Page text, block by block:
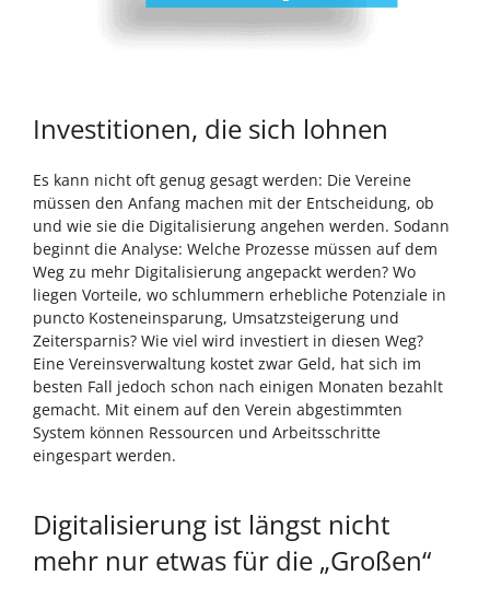
Investitionen, die sich lohnen
Es kann nicht oft genug gesagt werden: Die Vereine
müssen den Anfang machen mit der Entscheidung, ob
und wie sie die Digitalisierung angehen werden. Sodann
beginnt die Analyse: Welche Prozesse müssen auf dem
Weg zu mehr Digitalisierung angepackt werden? Wo
liegen Vorteile, wo schlummern erhebliche Potenziale in
puncto Kosteneinsparung, Umsatzsteigerung und
Zeitersparnis? Wie viel wird investiert in diesen Weg?
Eine Vereinsverwaltung kostet zwar Geld, hat sich im
besten Fall jedoch schon nach einigen Monaten bezahlt
gemacht. Mit einem auf den Verein abgestimmten
System können Ressourcen und Arbeitsschritte
eingespart werden.
Digitalisierung ist längst nicht
mehr nur etwas für die „Großen“